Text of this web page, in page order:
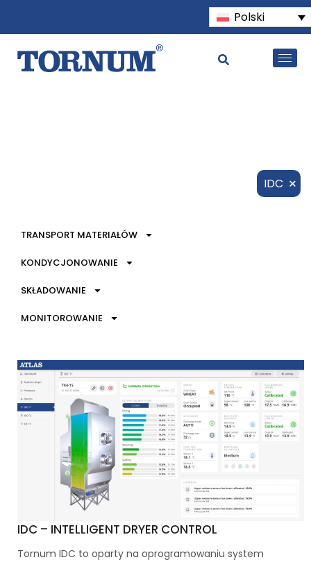
Polski
IDC ×
TRANSPORT MATERIAŁÓW
KONDYCJONOWANIE
SKŁADOWANIE
MONITOROWANIE
IDC – INTELLIGENT DRYER CONTROL
Tornum IDC to oparty na oprogramowaniu system